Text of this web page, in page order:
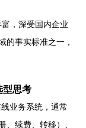
，深受国内企业
的事实标准之一，
型思考
业务系统，通常
、续费、转移）、